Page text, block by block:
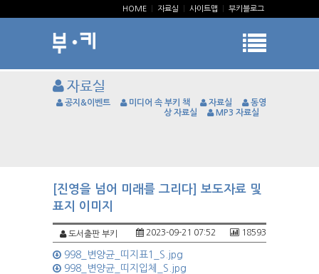
HOME 자료실 사이트맵 부키블로그
자료실
공지&이벤트 미디어 속 부키 책 자료실
동영
상 자료실
MP3 자료실
[진영을 넘어 미래를 그리다] 보도자료 및
표지 이미지
도서출판 부키 18593
2023-09-21 07:52
998_변양균_띠지표1_S.jpg
998_변양균_띠지입체_S.jpg